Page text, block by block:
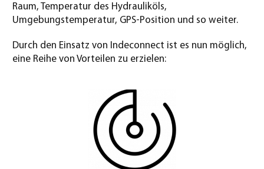
Raum, Temperatur des Hydrauliköls,
Umgebungstemperatur, GPS-Position und so weiter.
Durch den Einsatz von Indeconnect ist es nun möglich,
eine Reihe von Vorteilen zu erzielen: